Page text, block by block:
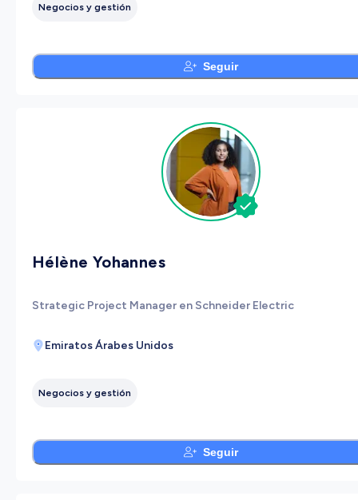
Negocios y gestión
Seguir
Hélène Yohannes
Strategic Project Manager en Schneider Electric
Emiratos Árabes Unidos
Negocios y gestión
Seguir